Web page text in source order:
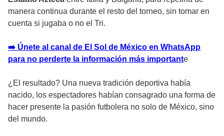
manera continua durante el resto del torneo, sin tomar en
cuenta si jugaba o no el Tri.
➡️ Únete al canal de El Sol de México en WhatsApp
para no perderte la información más importante
¿El resultado? Una nueva tradición deportiva había
nacido, los espectadores habían consagrado una forma de
hacer presente la pasión futbolera no solo de México, sino
del mundo.